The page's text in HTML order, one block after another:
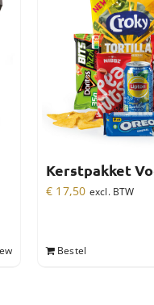
Kerstpakket
€ 17,50 excl. BTW
Bestel